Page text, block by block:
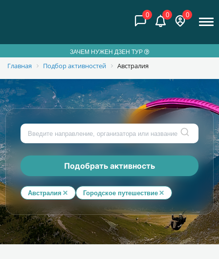
0 0 0
ЗАЧЕМ НУЖЕН ДЗЕН ТУР
Главная Подбор активностей Австралия
Подобрать активность
Австралия Городское путешествие